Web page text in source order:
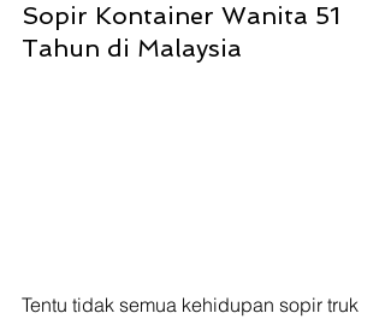
Sopir Kontainer Wanita 51
Tahun di Malaysia
Tentu tidak semua kehidupan sopir truk